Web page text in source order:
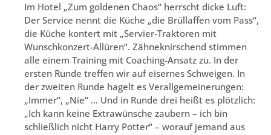
Im Hotel „Zum goldenen Chaos“ herrscht dicke Luft:
Der Service nennt die Küche „die Brüllaffen vom Pass“,
die Küche kontert mit „Servier-Traktoren mit
Wunschkonzert-Allüren“. Zähneknirschend stimmen
alle einem Training mit Coaching-Ansatz zu. In der
ersten Runde treffen wir auf eisernes Schweigen. In
der zweiten Runde hagelt es Verallgemeinerungen:
„Immer“, „Nie“ … Und in Runde drei heißt es plötzlich:
„Ich kann keine Extrawünsche zaubern – ich bin
schließlich nicht Harry Potter“ – worauf jemand aus